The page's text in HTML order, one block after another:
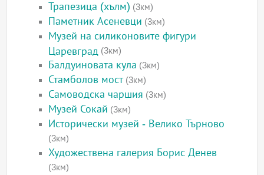
Трапезица (хълм) (3км)
Паметник Асеневци (3км)
Музей на силиконовите фигури
Царевград (3км)
Балдуиновата кула (3км)
Стамболов мост(3км)
Самоводска чаршия (3км)
Музей Сокай (3км)
Исторически музей - Велико Търново
(3км)
Художествена галерия Борис Денев
(3км)